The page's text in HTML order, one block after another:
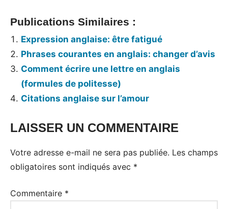
Publications Similaires :
Expression anglaise: être fatigué
Phrases courantes en anglais: changer d’avis
Comment écrire une lettre en anglais
(formules de politesse)
Citations anglaise sur l’amour
Tags:
anglaise
LAISSER UN COMMENTAIRE
Votre adresse e-mail ne sera pas publiée. Les champs
obligatoires sont indiqués avec *
Commentaire *